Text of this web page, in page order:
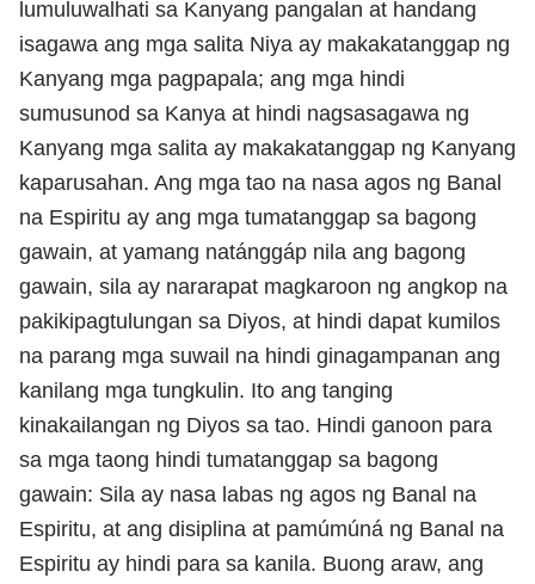
lumuluwalhati sa Kanyang pangalan at handang
isagawa ang mga salita Niya ay makakatanggap ng
Kanyang mga pagpapala; ang mga hindi
sumusunod sa Kanya at hindi nagsasagawa ng
Kanyang mga salita ay makakatanggap ng Kanyang
kaparusahan. Ang mga tao na nasa agos ng Banal
na Espiritu ay ang mga tumatanggap sa bagong
gawain, at yamang natánggáp nila ang bagong
gawain, sila ay nararapat magkaroon ng angkop na
pakikipagtulungan sa Diyos, at hindi dapat kumilos
na parang mga suwail na hindi ginagampanan ang
kanilang mga tungkulin. Ito ang tanging
kinakailangan ng Diyos sa tao. Hindi ganoon para
sa mga taong hindi tumatanggap sa bagong
gawain: Sila ay nasa labas ng agos ng Banal na
Espiritu, at ang disiplina at pamúmúná ng Banal na
Espiritu ay hindi para sa kanila. Buong araw, ang